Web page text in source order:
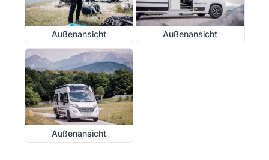
Außenansicht Außenansicht
Außenansicht